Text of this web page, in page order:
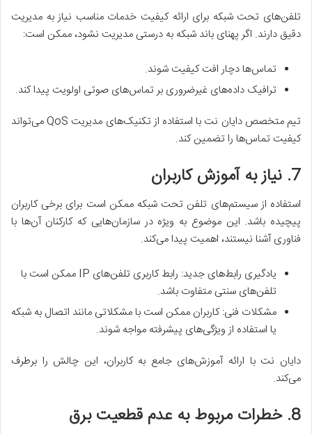
تلفن‌های تحت شبکه برای ارائه کیفیت خدمات مناسب نیاز به مدیریت
دقیق دارند. اگر پهنای باند شبکه به درستی مدیریت نشود، ممکن است:
تماس‌ها دچار افت کیفیت شوند.
ترافیک داده‌های غیرضروری بر تماس‌های صوتی اولویت پیدا کند.
تیم متخصص دایان نت با استفاده از تکنیک‌های مدیریت QoS می‌تواند
کیفیت تماس‌ها را تضمین کند.
7. نیاز به آموزش کاربران
استفاده از سیستم‌های تلفن تحت شبکه ممکن است برای برخی کاربران
پیچیده باشد. این موضوع به ویژه در سازمان‌هایی که کارکنان آن‌ها با
فناوری آشنا نیستند، اهمیت پیدا می‌کند.
یادگیری رابط‌های جدید: رابط کاربری تلفن‌های IP ممکن است با
تلفن‌های سنتی متفاوت باشد.
مشکلات فنی: کاربران ممکن است با مشکلاتی مانند اتصال به شبکه
یا استفاده از ویژگی‌های پیشرفته مواجه شوند.
دایان نت با ارائه آموزش‌های جامع به کاربران، این چالش را برطرف
می‌کند.
8. خطرات مربوط به عدم قطعیت برق